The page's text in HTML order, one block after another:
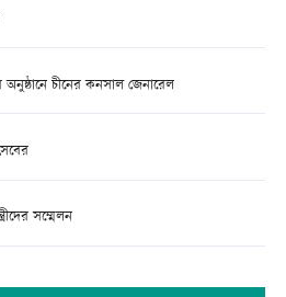
অনুষ্ঠানে চীনের কনসাল জেনারেল
সম্মেলন